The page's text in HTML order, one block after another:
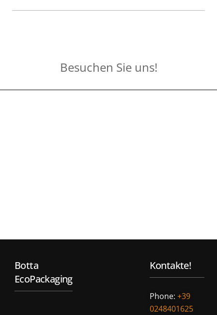
Besuchen Sie uns!
Botta
EcoPackaging
Kontakte!
Phone: +39
0248401625